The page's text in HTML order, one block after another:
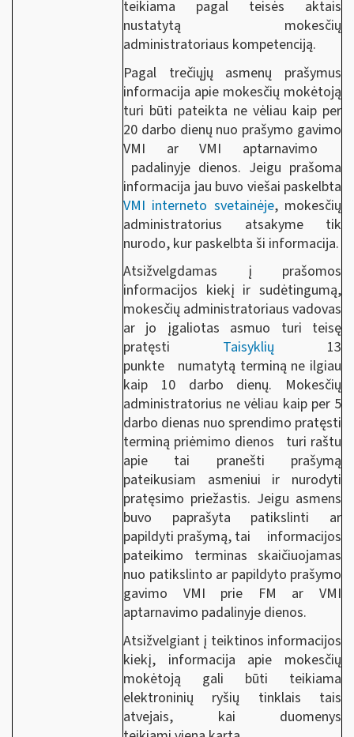
teikiama pagal teisės aktais
nustatytą mokesčių
administratoriaus kompetenciją.
Pagal trečiųjų asmenų prašymus
informacija apie mokesčių mokėtoją
turi būti pateikta ne vėliau kaip per
20 darbo dienų nuo prašymo gavimo
VMI ar VMI aptarnavimo
padalinyje dienos. Jeigu prašoma
informacija jau buvo viešai paskelbta
VMI interneto svetainėje, mokesčių
administratorius atsakyme tik
nurodo, kur paskelbta ši informacija.
Atsižvelgdamas į prašomos
informacijos kiekį ir sudėtingumą,
mokesčių administratoriaus vadovas
ar jo įgaliotas asmuo turi teisę
pratęsti Taisyklių 13
punkte numatytą terminą ne ilgiau
kaip 10 darbo dienų. Mokesčių
administratorius ne vėliau kaip per 5
darbo dienas nuo sprendimo pratęsti
terminą priėmimo dienos turi raštu
apie tai pranešti prašymą
pateikusiam asmeniui ir nurodyti
pratęsimo priežastis. Jeigu asmens
buvo paprašyta patikslinti ar
papildyti prašymą, tai informacijos
pateikimo terminas skaičiuojamas
nuo patikslinto ar papildyto prašymo
gavimo VMI prie FM ar VMI
aptarnavimo padalinyje dienos.
Atsižvelgiant į teiktinos informacijos
kiekį, informacija apie mokesčių
mokėtoją gali būti teikiama
elektroninių ryšių tinklais tais
atvejais, kai duomenys